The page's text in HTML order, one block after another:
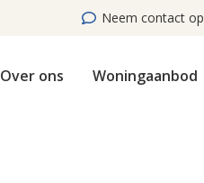
Neem contact op
Over ons Woningaanbod